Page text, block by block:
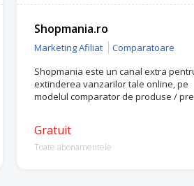
Shopmania.ro
Marketing Afiliat
Comparatoare
Shopmania este un canal extra
extinderea vanzarilor tale online, pe
modelul comparator de produse /
Gratuit
Toate abonamentele